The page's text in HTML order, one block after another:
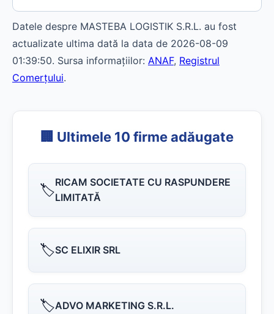
Datele despre MASTEBA LOGISTIK S.R.L. au fost
actualizate ultima dată la data de 2026-08-09
01:39:50. Sursa informațiilor: ANAF, Registrul
Comerțului.
🏢 Ultimele 10 firme adăugate
🏷️RICAM SOCIETATE CU RASPUNDERE
LIMITATĂ
🏷️SC ELIXIR SRL
🏷️ADVO MARKETING S.R.L.